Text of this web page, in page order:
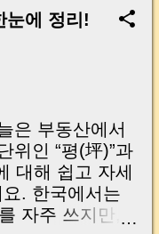
해보신 적 있으
고 끝나는 거 아
전혀 그렇지 않
리하는 날’이 아
. 실제로 제가
. 금요일 오후 3
췄고 그 자리에
상황이 있었습니
니다. “내 대출
?” “매도인이 대
눈에 정리!
은 부동산에서
위인 “평(坪)”과
대해 쉽고 자세
. 한국에서는
자주 쓰지만,